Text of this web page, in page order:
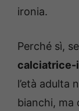
ironia.
Perché sì,
l’età adulta
bianchi, ma